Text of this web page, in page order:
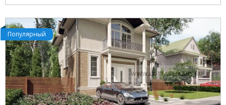
Популярный